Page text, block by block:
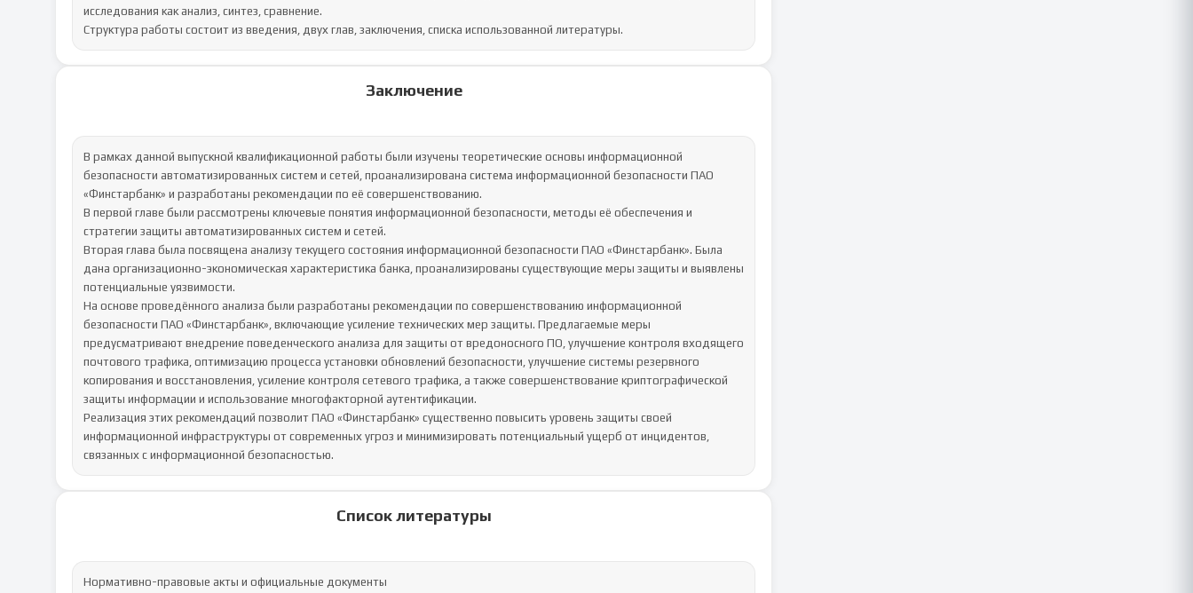
исследования как анализ, синтез, сравнение.
Структура работы состоит из введения, двух глав, заключения, списка использованной литературы.
Заключение
В рамках данной выпускной квалификационной работы были изучены теоретические основы информационной
безопасности автоматизированных систем и сетей, проанализирована система информационной безопасности ПАО
«Финстарбанк» и разработаны рекомендации по её совершенствованию.
В первой главе были рассмотрены ключевые понятия информационной безопасности, методы её обеспечения и
стратегии защиты автоматизированных систем и сетей.
Вторая глава была посвящена анализу текущего состояния информационной безопасности ПАО «Финстарбанк». Была
дана организационно-экономическая характеристика банка, проанализированы существующие меры защиты и выявлены
потенциальные уязвимости.
На основе проведённого анализа были разработаны рекомендации по совершенствованию информационной
безопасности ПАО «Финстарбанк», включающие усиление технических мер защиты. Предлагаемые меры
предусматривают внедрение поведенческого анализа для защиты от вредоносного ПО, улучшение контроля входящего
почтового трафика, оптимизацию процесса установки обновлений безопасности, улучшение системы резервного
копирования и восстановления, усиление контроля сетевого трафика, а также совершенствование криптографической
защиты информации и использование многофакторной аутентификации.
Реализация этих рекомендаций позволит ПАО «Финстарбанк» существенно повысить уровень защиты своей
информационной инфраструктуры от современных угроз и минимизировать потенциальный ущерб от инцидентов,
связанных с информационной безопасностью.
Список литературы
Нормативно-правовые акты и официальные документы